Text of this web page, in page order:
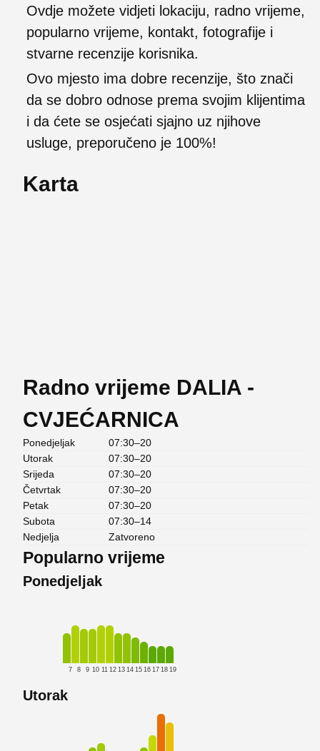
Ovdje možete vidjeti lokaciju, radno vrijeme,
popularno vrijeme, kontakt, fotografije i
stvarne recenzije korisnika.
Ovo mjesto ima dobre recenzije, što znači
da se dobro odnose prema svojim klijentima
i da ćete se osjećati sjajno uz njihove
usluge, preporučeno je 100%!
Karta
Radno vrijeme DALIA -
CVJEĆARNICA
Ponedjeljak
07:30–20
Utorak
07:30–20
Srijeda
07:30–20
Četvrtak
07:30–20
Petak
07:30–20
Subota
07:30–14
Nedjelja
Zatvoreno
Popularno vrijeme
Ponedjeljak
7 8 9 10 11 12 13 14 15 16 17 18 19
Utorak